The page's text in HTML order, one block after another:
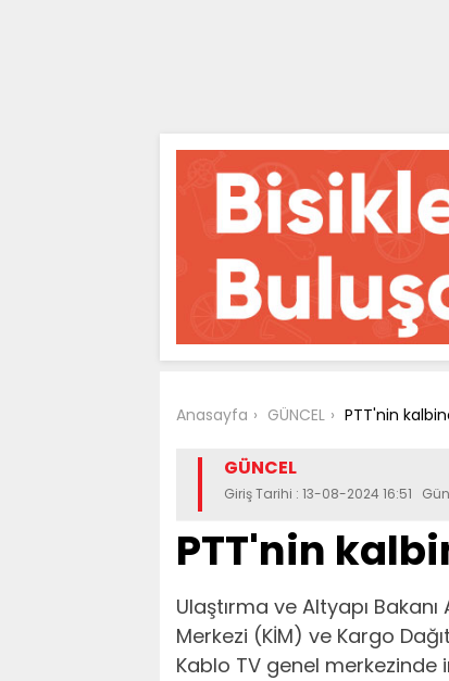
Anasayfa GÜNCEL PTT'nin
GÜNCEL
Giriş Tarihi : 13-08-2024 16:51
PTT'nin
Ulaştırma ve Altyapı
Merkezi (KİM) ve Kargo
Kablo TV genel